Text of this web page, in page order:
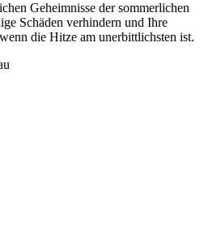
Geheimnisse der sommerlichen
Schäden verhindern und Ihre
die Hitze am unerbittlichsten ist.